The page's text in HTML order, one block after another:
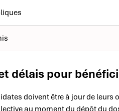
délais pour
doivent être à jour de